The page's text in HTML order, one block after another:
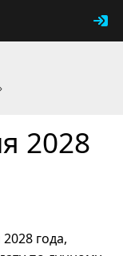
›
2028
года,